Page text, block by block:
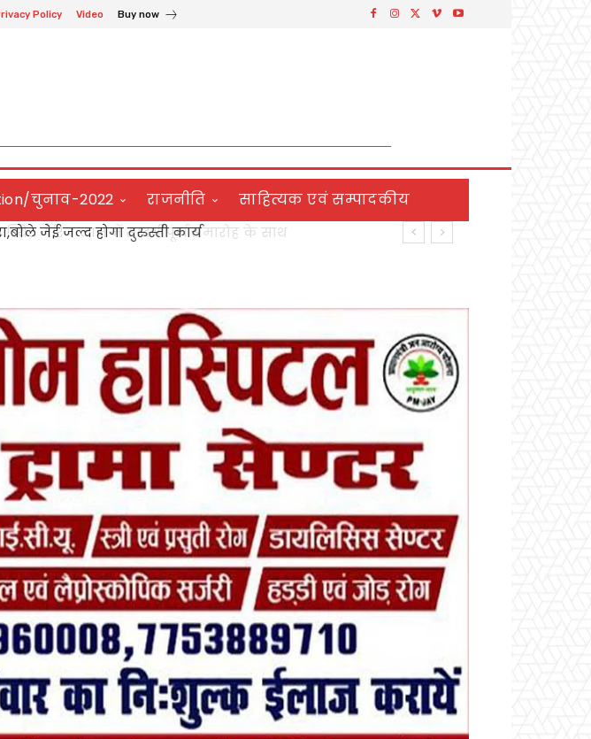
Policy Video Buy now
चुनाव-2022 राजनीति साहित्यक एवं सम्पादकीय
जेई जल्द होगा दुरुस्ती कार्य